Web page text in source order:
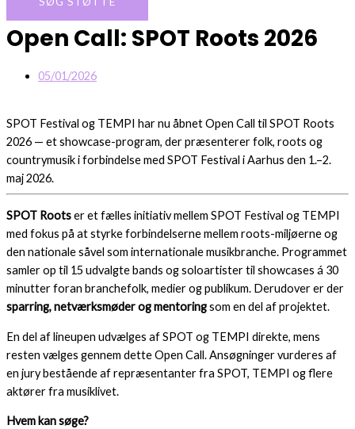
Open Call: SPOT Roots 2026
05/01/2026
SPOT Festival og TEMPI har nu åbnet Open Call til SPOT Roots
2026 — et showcase-program, der præsenterer folk, roots og
countrymusik i forbindelse med SPOT Festival i Aarhus den 1.–2.
maj 2026.
SPOT Rootser et fælles initiativ mellem SPOT Festival og TEMPI
med fokus på at styrke forbindelserne mellem roots-miljøerne og
den nationale såvel som internationale musikbranche. Programmet
samler op til 15 udvalgte bands og soloartister til showcases á 30
minutter foran branchefolk, medier og publikum. Derudover er der
sparring, netværksmøder og mentoringsom en del af projektet.
En del af lineupen udvælges af SPOT og TEMPI direkte, mens
resten vælges gennem dette Open Call. Ansøgninger vurderes af
en jury bestående af repræsentanter fra SPOT, TEMPI og flere
aktører fra musiklivet.
Hvem kan søge?